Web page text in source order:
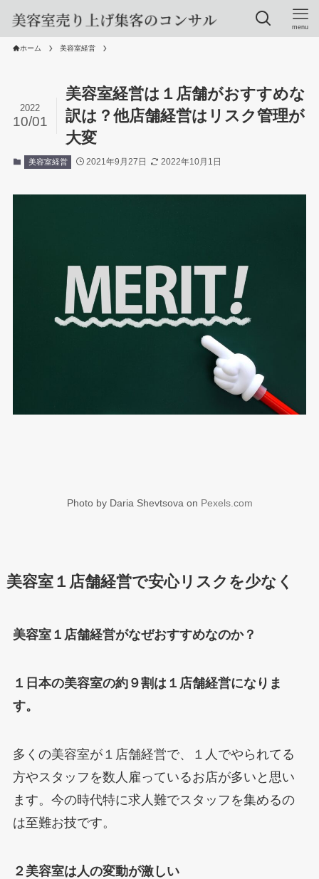
menu
ホーム 美容室経営
美容室経営は１店舗がおすすめな
訳は？他店舗経営はリスク管理が
大変
2022
10/01
美容室経営 2021年9月27日 2022年10月1日
Photo by Daria Shevtsova on Pexels.com
美容室１店舗経営で安心リスクを少なく
美容室１店舗経営がなぜおすすめなのか？
１日本の美容室の約９割は１店舗経営になりま
す。
多くの美容室が１店舗経営で、１人でやられてる
方やスタッフを数人雇っているお店が多いと思い
ます。今の時代特に求人難でスタッフを集めるの
は至難お技です。
２美容室は人の変動が激しい